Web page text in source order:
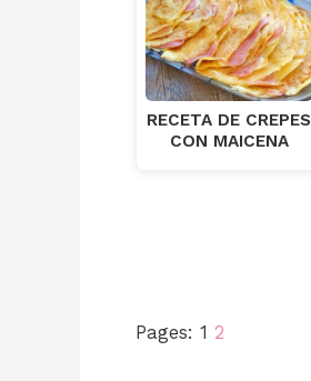
RECETA DE CREPES
CON MAICENA
Pages: 1 2